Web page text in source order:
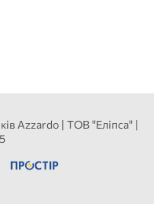
Azzardo | ТОВ "Еліпса" |